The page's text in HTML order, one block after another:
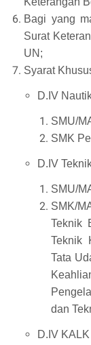
Bagi yang
Surat
UN;
Syarat
D.IV
SMU/
SMK
D.IV
SMU/
SMK/
Teknik
Teknik
Tata
dan
D.IV KALK